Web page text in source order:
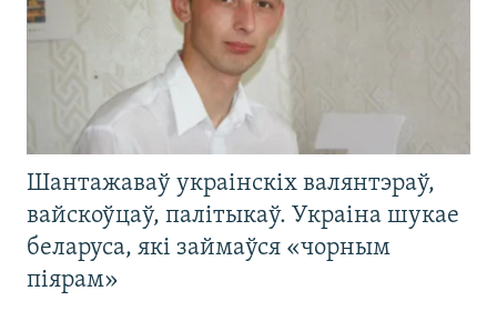
Шантажаваў украінскіх валянтэраў,
вайскоўцаў, палітыкаў. Украіна шукае
беларуса, які займаўся «чорным
піярам»